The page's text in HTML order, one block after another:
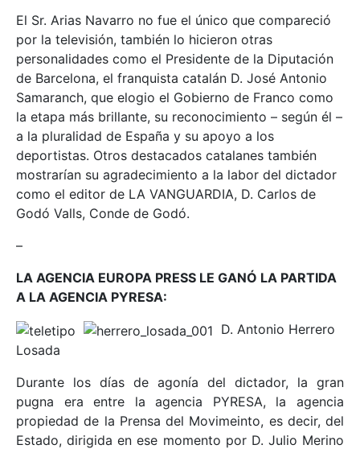
El Sr. Arias Navarro no fue el único que compareció
por la televisión, también lo hicieron otras
personalidades como el Presidente de la Diputación
de Barcelona, el franquista catalán D. José Antonio
Samaranch, que elogio el Gobierno de Franco como
la etapa más brillante, su reconocimiento – según él –
a la pluralidad de España y su apoyo a los
deportistas. Otros destacados catalanes también
mostrarían su agradecimiento a la labor del dictador
como el editor de LA VANGUARDIA, D. Carlos de
Godó Valls, Conde de Godó.
–
LA AGENCIA EUROPA PRESS LE GANÓ LA PARTIDA
A LA AGENCIA PYRESA:
D. Antonio Herrero
Losada
Durante los días de agonía del dictador, la gran
pugna era entre la agencia PYRESA, la agencia
propiedad de la Prensa del Movimeinto, es decir, del
Estado, dirigida en ese momento por D. Julio Merino